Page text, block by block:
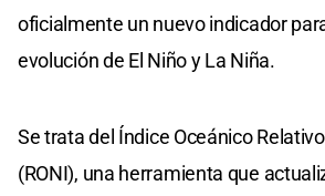
oficialmente un nuevo indicador
evolución de El Niño y La Niña.
Se trata del Índice Oceánico
(RONI), una herramienta que